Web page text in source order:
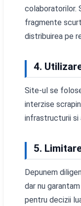
colaboratorilor.
fragmente
distribuirea pe
4.
Site-ul se
interzise
infrastructurii si
5.
Depunem
dar nu
pentru decizii